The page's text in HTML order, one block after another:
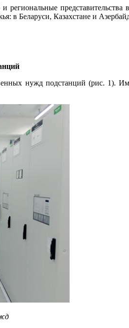
региональные
в Беларуси, Казахстане и
нужд подстанций (рис. 1).